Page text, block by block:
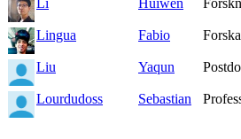
Lingua Fabio
Liu Yaqun
Lourdudoss Sebastian